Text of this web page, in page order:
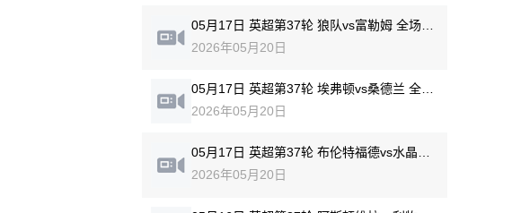
2026年05月20日
2026年05月20日
05月17日 英超第37轮 布伦特福德vs水晶宫 全场录像回放
2026年05月20日